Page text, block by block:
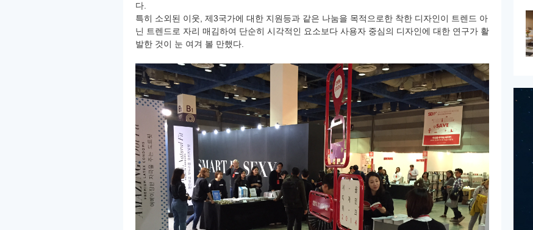
다.
특히 소외된 이웃, 제3국가에 대한 지원등과 같은 나눔을 목적으로한 착한 디자인이 트렌드 아
닌 트렌드로 자리 매김하여 단순히 시각적인 요소보다 사용자 중심의 디자인에 대한 연구가 활
발한 것이 눈 여겨 볼 만했다.